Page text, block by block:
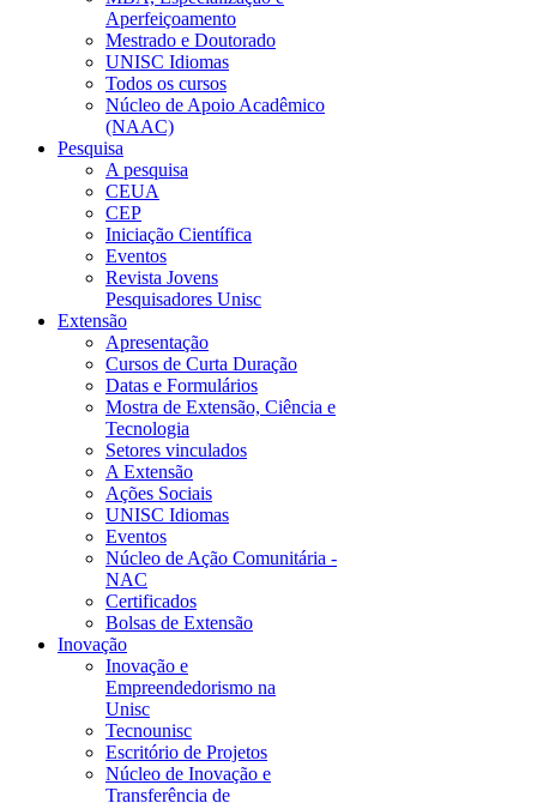
Aperfeiçoamento
Mestrado e Doutorado
UNISC Idiomas
Todos os cursos
Núcleo de Apoio Acadêmico
(NAAC)
Pesquisa
A pesquisa
CEUA
CEP
Iniciação Científica
Eventos
Revista Jovens
Pesquisadores Unisc
Extensão
Apresentação
Cursos de Curta Duração
Datas e Formulários
Mostra de Extensão, Ciência e
Tecnologia
Setores vinculados
A Extensão
Ações Sociais
UNISC Idiomas
Eventos
Núcleo de Ação Comunitária -
NAC
Certificados
Bolsas de Extensão
Inovação
Inovação e
Empreendedorismo na
Unisc
Tecnounisc
Escritório de Projetos
Núcleo de Inovação e
Transferência de